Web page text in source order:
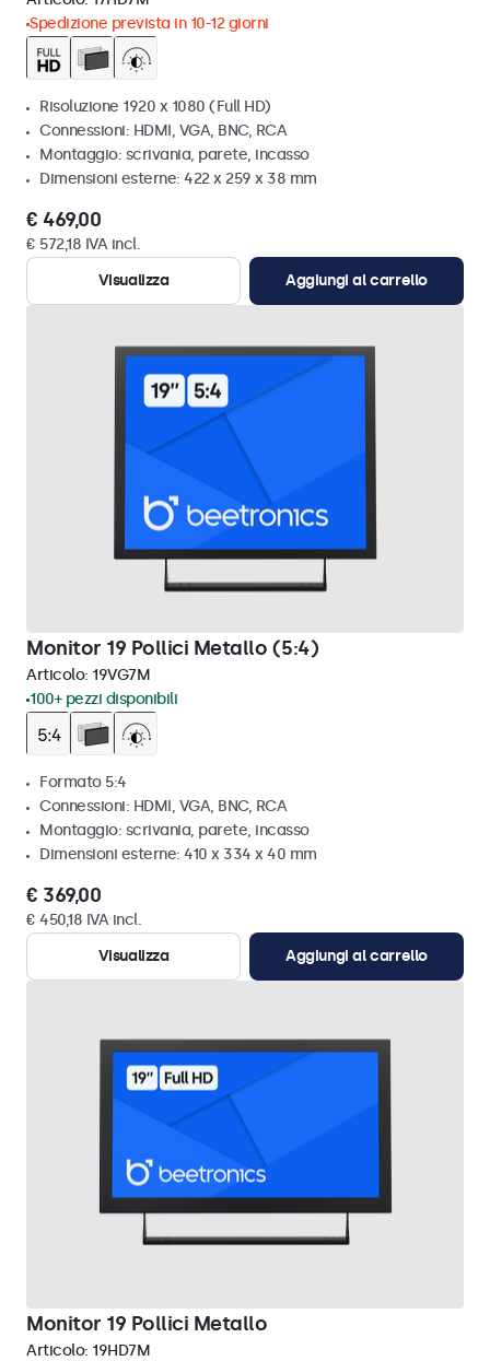
Spedizione prevista in 10-12 giorni
Risoluzione 1920 x 1080 (Full HD)
Connessioni: HDMI, VGA, BNC, RCA
Montaggio: scrivania, parete, incasso
Dimensioni esterne: 422 x 259 x 38 mm
€ 469,00
€ 572,18 IVA incl.
Visualizza
Aggiungi al carrello
Monitor 19 Pollici Metallo (5:4)
Articolo: 19VG7M
100+ pezzi disponibili
Formato 5:4
Connessioni: HDMI, VGA, BNC, RCA
Montaggio: scrivania, parete, incasso
Dimensioni esterne: 410 x 334 x 40 mm
€ 369,00
€ 450,18 IVA incl.
Visualizza
Aggiungi al carrello
Monitor 19 Pollici Metallo
Articolo: 19HD7M